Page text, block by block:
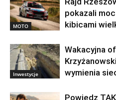
MOTO
pokazali
kibicami
Inwestycje
Wakacyjna
wymienia
Powiedz